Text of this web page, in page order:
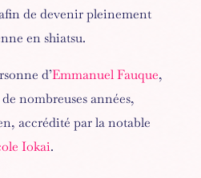
de devenir pleinement
en shiatsu.
d’Emmanuel Fauque,
nombreuses années,
accrédité par la notable
Iokai.